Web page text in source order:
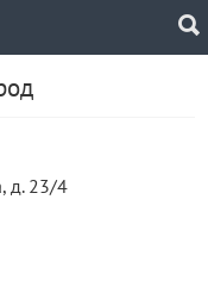
д. 23/4